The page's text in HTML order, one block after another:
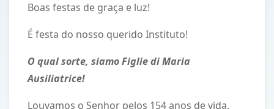
Boas festas de graça e luz!
É festa do nosso querido Instituto!
O qual sorte, siamo Figlie di Maria
Ausiliatrice!
Louvamos o Senhor pelos 154 anos de vida,